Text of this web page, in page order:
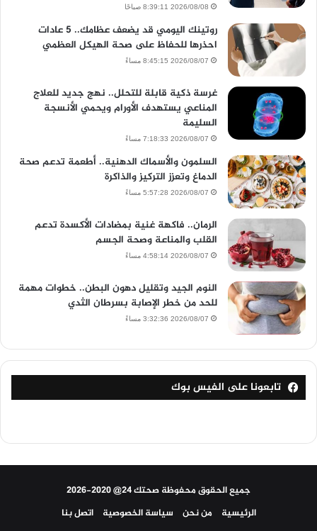
2026/08/08 8:39:11 صباحًا
روتينك اليومي قد يضعف عظامك.. 5 عادات
احذرها للحفاظ على صحة الهيكل العظمي
2026/08/07 8:45:15 مساءً
غرسة ذكية قابلة للتحلل.. نهج جديد للعلاج
المناعي يستهدف الأورام ويحمي الأنسجة
السليمة
2026/08/07 7:18:33 مساءً
السلمون والأسماك الدهنية.. أطعمة تدعم صحة
الدماغ وتعزز التركيز والذاكرة
2026/08/07 5:57:28 مساءً
الرمان.. فاكهة غنية بمضادات الأكسدة تدعم
القلب والمناعة وصحة الجسم
2026/08/07 4:58:14 مساءً
النوم الجيد وتقليل دهون البطن.. خطوات مهمة
للحد من خطر الإصابة بسرطان الثدي
2026/08/07 3:32:36 مساءً
تابعونا على الفيس بوك
جميع الحقوق محفوظة صحتك 24@ 2020-2026
الرئيسية
من نحن سياسة الخصوصية اتصل بنا